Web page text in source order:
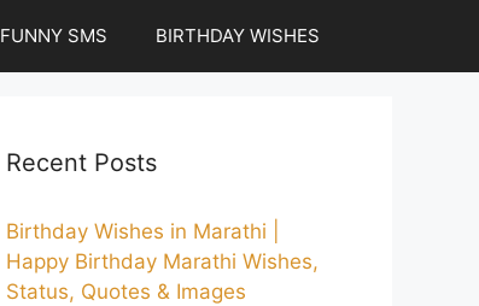
FUNNY SMS BIRTHDAY WISHES
Recent Posts
Birthday Wishes in Marathi |
Happy Birthday Marathi Wishes,
Status, Quotes & Images